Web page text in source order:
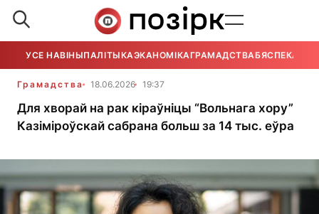
УСЕ НАВІНЫПАЛІТЫКАЭКАНОМІКАГРАМАДСТВАБЯСПЕКА
Грамадства 18.06.2026 19:37
Для хворай на рак кіраўніцы “Вольнага хору”
Казіміроўскай сабрана больш за 14 тыс. еўра